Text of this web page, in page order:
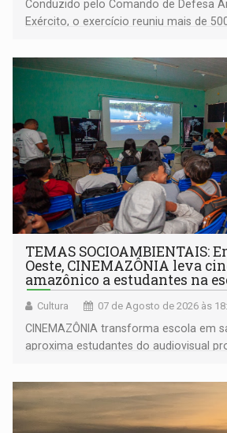
Conduzido pelo Comando de Defesa
Exército, o exercício reuniu mais de
TEMAS SOCIOAMBIENTAIS:
Oeste, CINEMAZÔNIA leva
amazônico a estudantes na
Cultura 07 de Agosto de 2026 às
CINEMAZÔNIA transforma escola em
aproxima estudantes do audiovisual